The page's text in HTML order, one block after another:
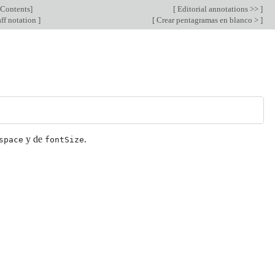
Contents] [ Editorial annotations >> ]
notation ] [ Crear pentagramas en blanco > ]
y de fontSize.